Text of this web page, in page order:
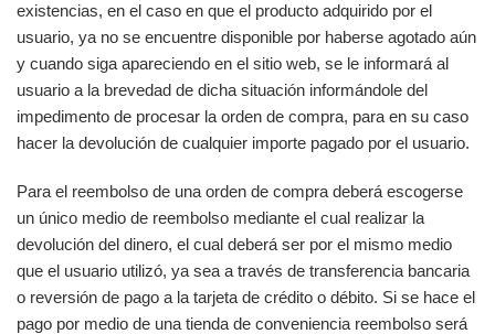
existencias, en el caso en que el producto adquirido por el
usuario, ya no se encuentre disponible por haberse agotado aún
y cuando siga apareciendo en el sitio web, se le informará al
usuario a la brevedad de dicha situación informándole del
impedimento de procesar la orden de compra, para en su caso
hacer la devolución de cualquier importe pagado por el usuario.
Para el reembolso de una orden de compra deberá escogerse
un único medio de reembolso mediante el cual realizar la
devolución del dinero, el cual deberá ser por el mismo medio
que el usuario utilizó, ya sea a través de transferencia bancaria
o reversión de pago a la tarjeta de crédito o débito. Si se hace el
pago por medio de una tienda de conveniencia reembolso será